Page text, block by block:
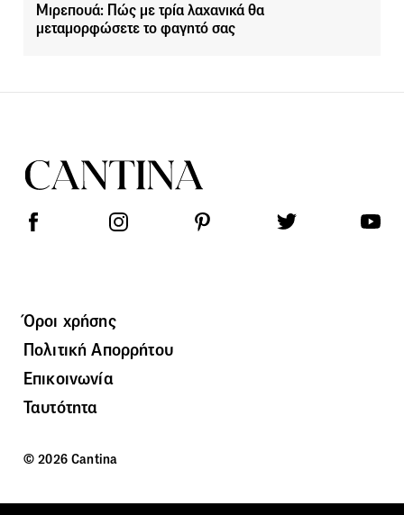
Μιρεπουά: Πώς με τρία λαχανικά θα
μεταμορφώσετε το φαγητό σας
Όροι χρήσης
Πολιτική Απορρήτου
Επικοινωνία
Ταυτότητα
© 2026 Cantina